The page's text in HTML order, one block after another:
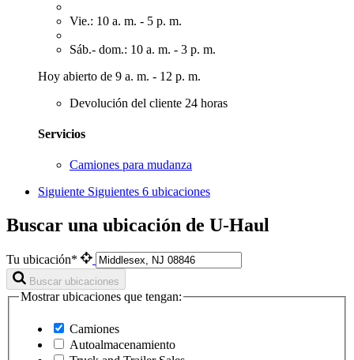
Vie.: 10 a. m. - 5 p. m.
Sáb.- dom.: 10 a. m. - 3 p. m.
Hoy abierto de 9 a. m. - 12 p. m.
Devolución del cliente 24 horas
Servicios
Camiones para mudanza
Siguiente Siguientes 6 ubicaciones
Buscar una ubicación de U-Haul
Tu ubicación*
Buscar ubicaciones
Mostrar ubicaciones que tengan:
Camiones
Autoalmacenamiento